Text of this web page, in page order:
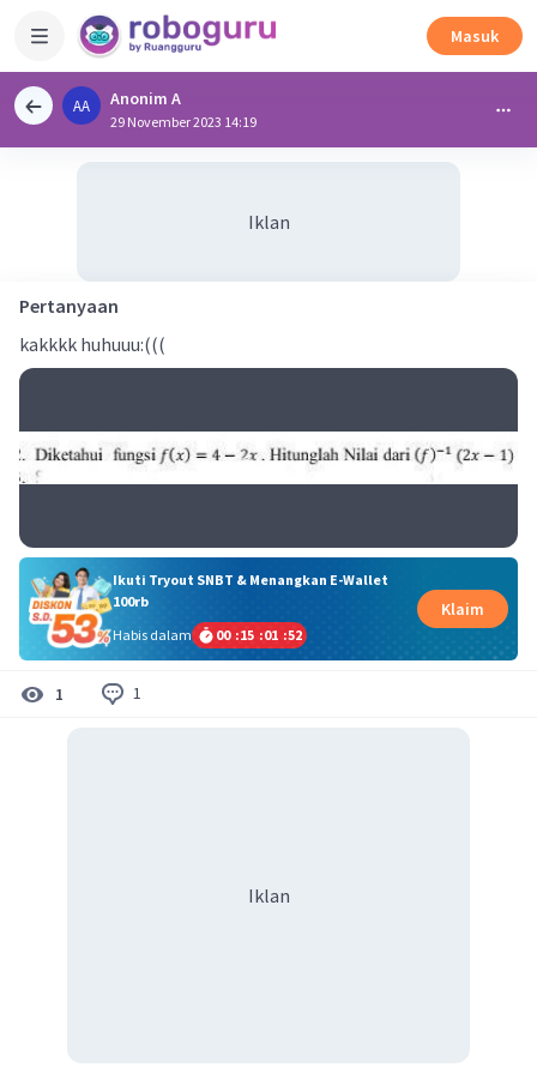
Masuk
AA Anonim A
29 November 2023 14:19
Iklan
Pertanyaan
kakkkk huhuuu:(((
Ikuti Tryout SNBT & Menangkan E-Wallet
100rb
Habis dalam
00 :15 :01 :52
Klaim
1 1
Iklan